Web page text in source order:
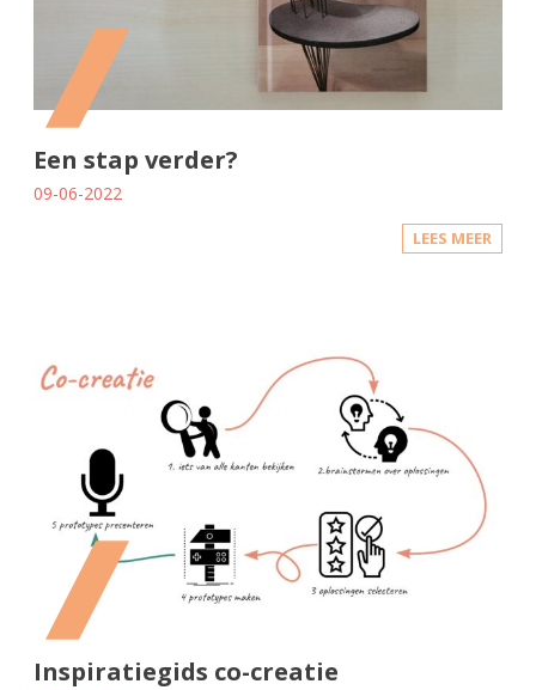
Een stap verder?
09-06-2022
LEES MEER
Inspiratiegids co-creatie